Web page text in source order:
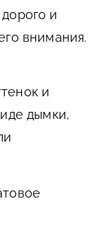
и
внимания.
и
дымки,